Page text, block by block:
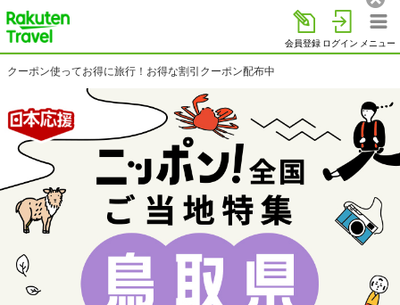
会員登録 ログイン メニュー
楽天トラベルトップ>
クーポン使ってお得に旅行！お得な割引クーポン配布中
> 鳥取県